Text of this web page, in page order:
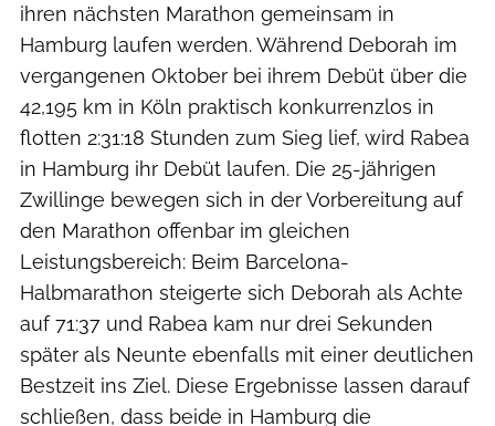
ihren nächsten Marathon gemeinsam in
Hamburg laufen werden. Während Deborah im
vergangenen Oktober bei ihrem Debüt über die
42,195 km in Köln praktisch konkurrenzlos in
flotten 2:31:18 Stunden zum Sieg lief, wird Rabea
in Hamburg ihr Debüt laufen. Die 25-jährigen
Zwillinge bewegen sich in der Vorbereitung auf
den Marathon offenbar im gleichen
Leistungsbereich: Beim Barcelona-
Halbmarathon steigerte sich Deborah als Achte
auf 71:37 und Rabea kam nur drei Sekunden
später als Neunte ebenfalls mit einer deutlichen
Bestzeit ins Ziel. Diese Ergebnisse lassen darauf
schließen, dass beide in Hamburg die